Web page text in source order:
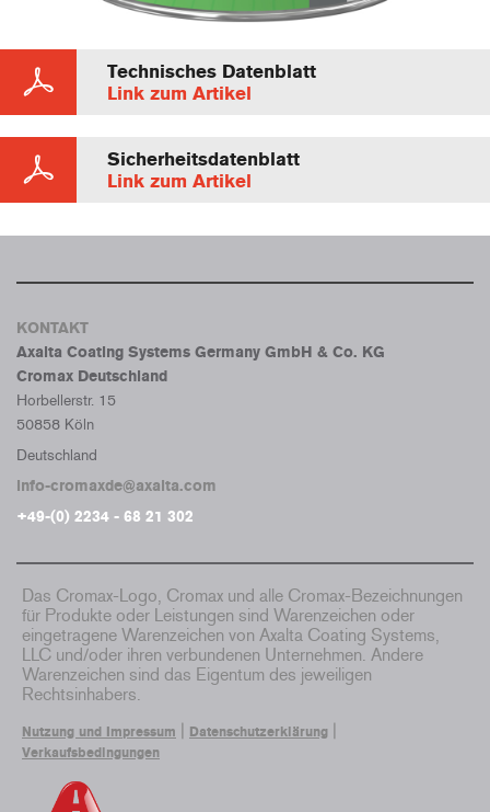
Technisches Datenblatt
Link zum Artikel
Sicherheitsdatenblatt
Link zum Artikel
KONTAKT
Axalta Coating Systems Germany GmbH & Co. KG
Cromax Deutschland
Horbellerstr. 15
50858 Köln
Deutschland
info-cromaxde@axalta.com
+49-(0) 2234 - 68 21 302
Das Cromax-Logo, Cromax und alle Cromax-Bezeichnungen
für Produkte oder Leistungen sind Warenzeichen oder
eingetragene Warenzeichen von Axalta Coating Systems,
LLC und/oder ihren verbundenen Unternehmen. Andere
Warenzeichen sind das Eigentum des jeweiligen
Rechtsinhabers.
Nutzung und Impressum Datenschutzerklärung
Verkaufsbedingungen